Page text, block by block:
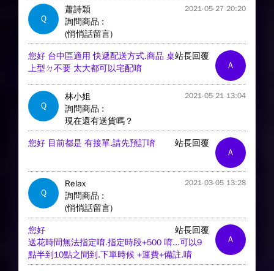
Q
蕭詩穎 2021-05-27 20:20
詢問商品 :
(悄悄話留言)
A
站長回覆
您好 台中區適用 快遞配送方式.商品 桌
上型ㄉ不要 太大都可以宅配唷
Q
林小姐 2021-05-21 13:04
詢問商品 :
現在還有送貨嗎？
A
站長回覆
您好 目前都是 有接單.請先預訂唷
Q
Relax 2021-03-05 13:28
詢問商品 :
(悄悄話留言)
A
站長回覆
您好
送花時間無法指定唷.指定時段+500 唷...可以9
點半到10點之間到.下單時候 +運費+備註.唷